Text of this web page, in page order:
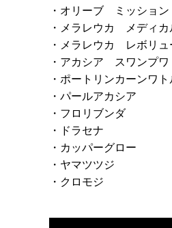
・オリーブ ミッション
・メラレウカ メディカ
・メラレウカ レボリュ
・アカシア スワンプワ
・ポートリンカーンワト
・パールアカシア
・フロリブンダ
・ドラセナ
・カッパーグロー
・ヤマツツジ
・クロモジ